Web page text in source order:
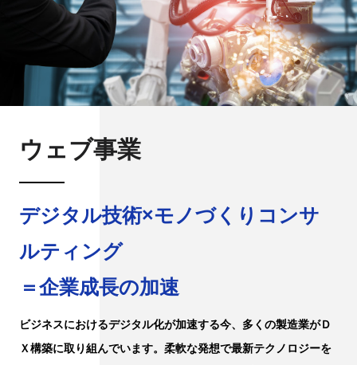
ウェブ事業
デジタル技術×モノづくりコンサ
ルティング
＝企業成長の加速
ビジネスにおけるデジタル化が加速する今、多くの製造業がＤ
Ｘ構築に取り組んでいます。柔軟な発想で最新テクノロジーを